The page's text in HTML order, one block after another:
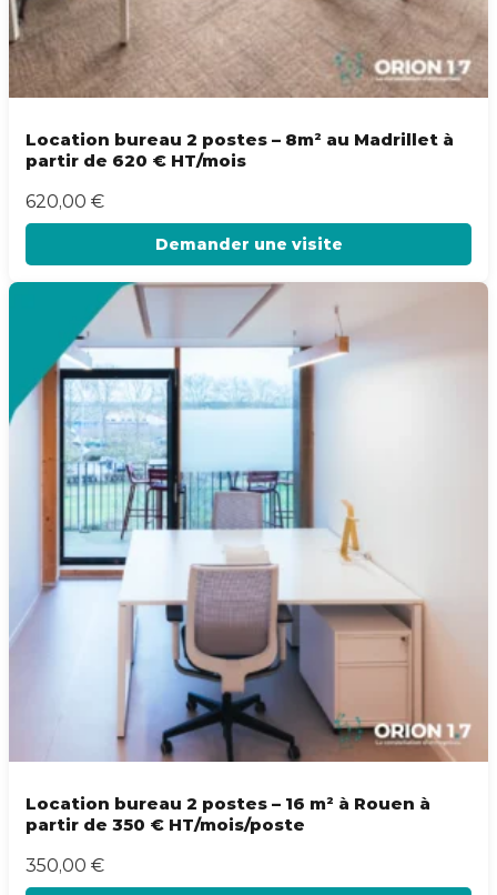
Location bureau 2 postes – 8m² au Madrillet à
partir de 620 € HT/mois
620,00 €
Demander une visite
Location bureau 2 postes – 16 m² à Rouen à
partir de 350 € HT/mois/poste
350,00 €